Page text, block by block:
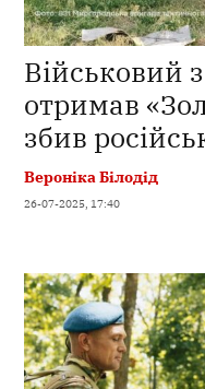
Військовий
отримав
збив
Вероніка Білодід
26-07-2025, 17:40